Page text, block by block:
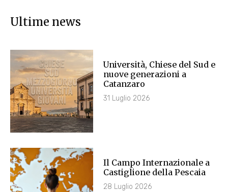
Ultime news
Università, Chiese del Sud e
nuove generazioni a
Catanzaro
31 Luglio 2026
Il Campo Internazionale a
Castiglione della Pescaia
28 Luglio 2026